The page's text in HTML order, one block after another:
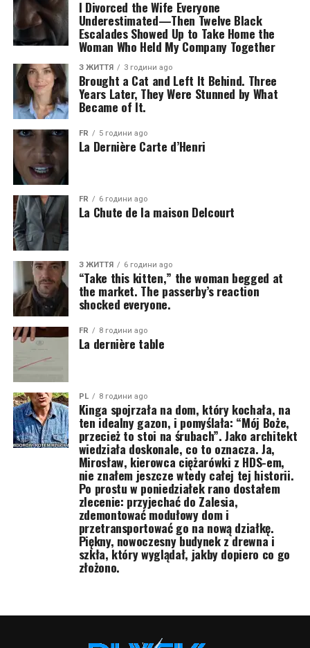
I Divorced the Wife Everyone
Underestimated—Then Twelve Black
Escalades Showed Up to Take Home the
Woman Who Held My Company Together
З ЖИТТЯ 3 години ago
Brought a Cat and Left It Behind. Three
Years Later, They Were Stunned by What
Became of It.
FR 5 години ago
La Dernière Carte d’Henri
FR 6 години ago
La Chute de la maison Delcourt
З ЖИТТЯ 6 години ago
“Take this kitten,” the woman begged at
the market. The passerby’s reaction
shocked everyone.
FR 8 години ago
La dernière table
PL 8 години ago
Kinga spojrzała na dom, który kochała, na
ten idealny gazon, i pomyślała: “Mój Boże,
przecież to stoi na śrubach”. Jako architekt
wiedziała doskonale, co to oznacza. Ja,
Mirosław, kierowca ciężarówki z HDS-em,
nie znałem jeszcze wtedy całej tej historii.
Po prostu w poniedziałek rano dostałem
zlecenie: przyjechać do Zalesia,
zdemontować modułowy dom i
przetransportować go na nową działkę.
Piękny, nowoczesny budynek z drewna i
szkła, który wyglądał, jakby dopiero co go
złożono.